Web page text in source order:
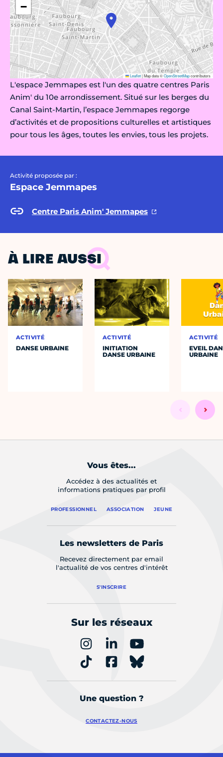
−
Leaflet|Map data ©OpenStreetMapcontributors
L'espace Jemmapes est l'un des quatre centres Paris
Anim' du 10e arrondissement. Situé sur les berges du
Canal Saint-Martin, l’espace Jemmapes regorge
d’activités et de propositions culturelles et artistiques
pour tous les âges, toutes les envies, tous les projets.
Activité proposée par :
Espace Jemmapes
Centre Paris Anim' Jemmapes
À LIRE AUSSI
ACTIVITÉ
DANSE URBAINE
ACTIVITÉ
INITIATION
DANSE URBAINE
ACTIVITÉ
EVEIL
URBAINE
Vous êtes...
Accédez à des actualités et
informations pratiques par profil
PROFESSIONNEL ASSOCIATION JEUNE
Les newsletters de Paris
Recevez directement par email
l'actualité de vos centres d'intérêt
S'INSCRIRE
Sur les réseaux
Une question ?
CONTACTEZ-NOUS